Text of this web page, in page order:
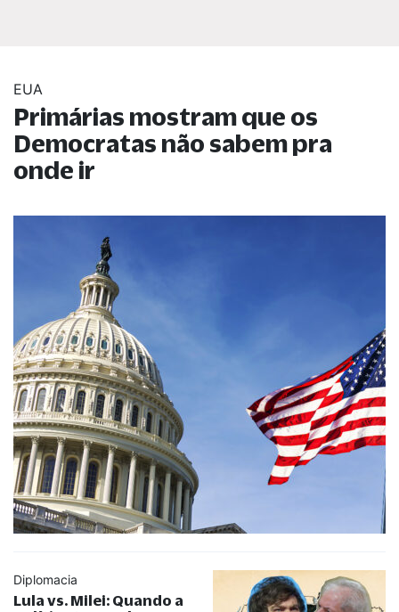
EUA
Primárias mostram que os
Democratas não sabem pra
onde ir
Diplomacia
Lula vs. Milei: Quando a